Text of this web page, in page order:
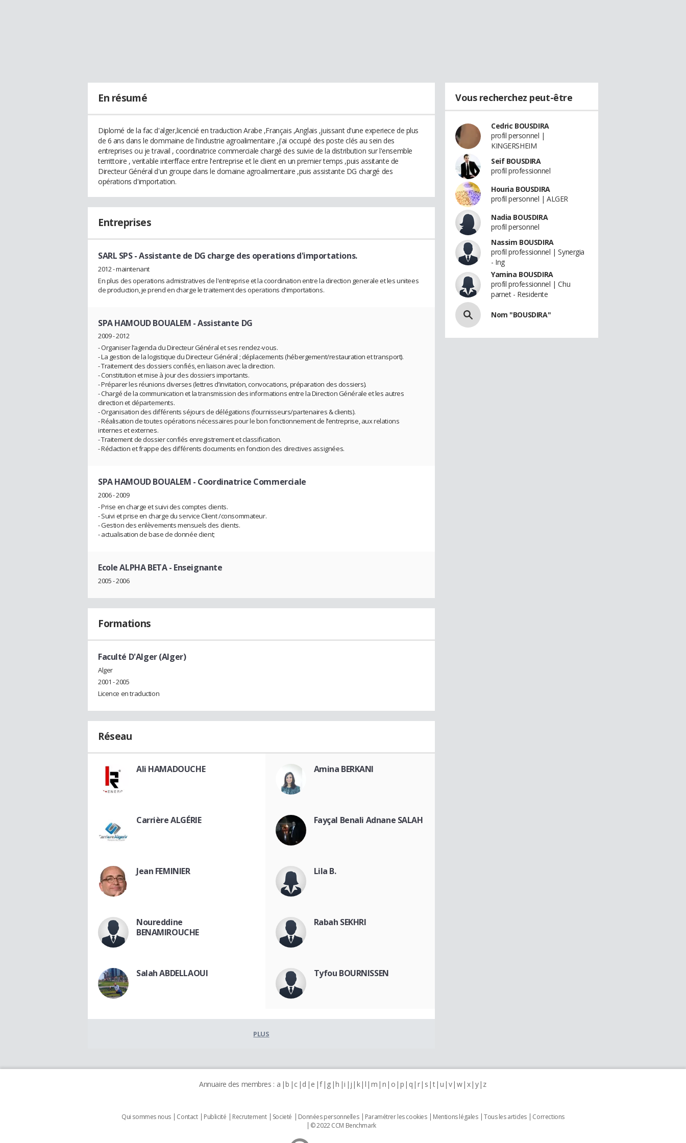
En résumé
Diplomé de la fac d'alger,licencié en traduction Arabe ,Français ,Anglais ,juissant d'une experiece de plus
de 6 ans dans le dommaine de l'industrie agroalimentaire ,j'ai occupé des poste clés au sein des
entreprises ou je travail , coordinatrice commerciale chargé des suivie de la distribution sur l'ensemble
territtoire , veritable interfface entre l'entreprise et le client en un premier temps ,puis assitante de
Directeur Général d'un groupe dans le domaine agroalimentaire ,puis assistante DG chargé des
opérations d'importation.
Entreprises
SARL SPS- Assistante de DG charge des operations d'importations.
2012 - maintenant
En plus des operations admistratives de l'entreprise et la coordination entre la direction generale et les unitees
de production, je prend en charge le traitement des operations d'importations.
SPA HAMOUD BOUALEM - Assistante DG
2009 - 2012
- Organiser l’agenda du Directeur Général et ses rendez-vous.
- La gestion de la logistique du Directeur Général ; déplacements (hébergement/restauration et transport).
- Traitement des dossiers confiés, en liaison avec la direction.
- Constitution et mise à jour des dossiers importants.
- Préparer les réunions diverses (lettres d’invitation, convocations, préparation des dossiers).
- Chargé de la communication et la transmission des informations entre la Direction Générale et les autres
direction et départements.
- Organisation des différents séjours de délégations (fournisseurs/partenaires & clients).
- Réalisation de toutes opérations nécessaires pour le bon fonctionnement de l’entreprise, aux relations
internes et externes.
- Traitement de dossier confiés enregistrement et classification.
- Rédaction et frappe des différents documents en fonction des directives assignées.
SPA HAMOUD BOUALEM - Coordinatrice Commerciale
2006 - 2009
- Prise en charge et suivi des comptes clients.
- Suivi et prise en charge du service Client /consommateur.
- Gestion des enlèvements mensuels des clients.
- actualisation de base de donnée client;
Ecole ALPHA BETA- Enseignante
2005 - 2006
Formations
Faculté D'Alger (Alger)
Alger
2001 - 2005
Licence en traduction
Réseau
Ali HAMADOUCHE Amina BERKANI
Carrière ALGÉRIE Fayçal Benali Adnane SALAH
Jean FEMINIER Lila B.
Noureddine
BENAMIROUCHE
Rabah SEKHRI
Salah ABDELLAOUI Tyfou BOURNISSEN
PLUS
Vous recherchez peut-être
Cedric BOUSDIRA
profil personnel |
KINGERSHEIM
Seif BOUSDIRA
profil professionnel
Houria BOUSDIRA
profil personnel | ALGER
Nadia BOUSDIRA
profil personnel
Nassim BOUSDIRA
profil professionnel | Synergia
- Ing
Yamina BOUSDIRA
profil professionnel | Chu
parnet - Residente
Nom "BOUSDIRA"
Annuaire des membres : a b c d e f g h i j k l m n o p q r s t u v w x y z
Qui sommes nous Contact Publicité Recrutement Societé Données personnelles Paramétrer les cookies Mentions légales Tous les articles
Corrections
© 2022 CCM Benchmark